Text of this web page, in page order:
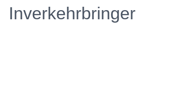
Inverkehrbringer